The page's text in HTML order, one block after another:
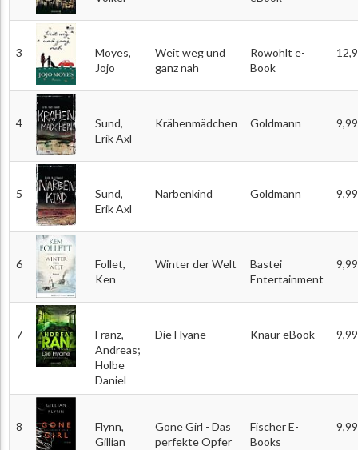
3
Moyes,
Jojo
Weit weg und
ganz nah
Rowohlt e-
Book
4
Sund,
Erik Axl
Krähenmädchen Goldmann 9,99
5
Sund,
Erik Axl
Narbenkind Goldmann 9,99
6
Follet,
Ken
Winter der Welt
Bastei
Entertainment
9,99
7
Franz,
Andreas;
Holbe
Daniel
Die Hyäne Knaur eBook 9,99
8
Flynn,
Gillian
Gone Girl - Das
perfekte Opfer
Fischer E-
Books
9,99